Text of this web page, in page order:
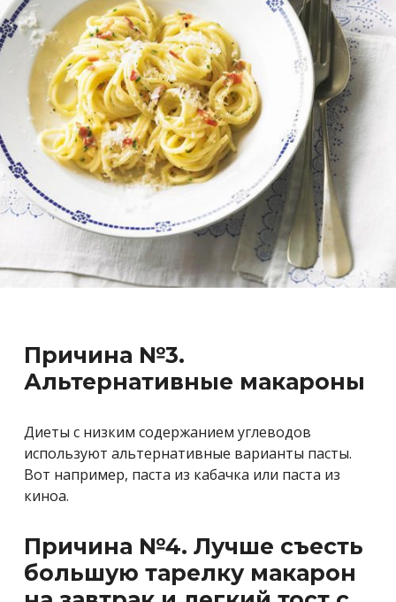
Причина №3.
Альтернативные макароны
Диеты с низким содержанием углеводов
используют альтернативные варианты пасты.
Вот например, паста из кабачка или паста из
киноа.
Причина №4. Лучше съесть
большую тарелку макарон